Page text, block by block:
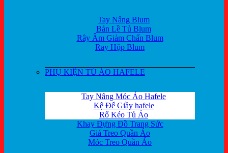
Tay Nâng Blum
Bản Lề Tủ Blum
Rây Âm Giảm Chấn Blum
Ray Hộp Blum
PHỤ KIỆN TỦ ÁO HAFELE
Tay Nâng Móc Áo Hafele
Kệ Để Giầy hafele
Rổ Kéo Tủ Áo
Khay Đựng Đồ Trang Sức
Giá Treo Quần Áo
Móc Treo Quần Áo